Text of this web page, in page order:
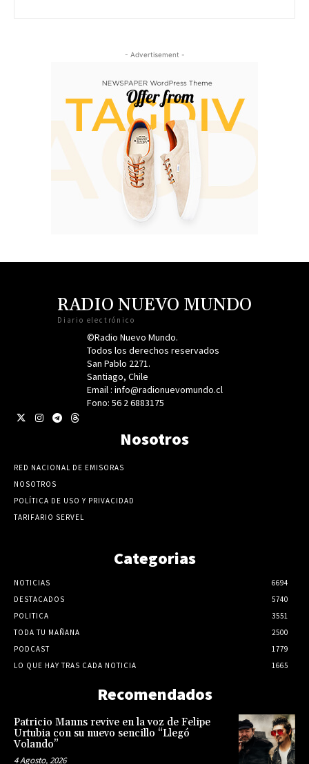
- Advertisement -
RADIO NUEVO MUNDO
Diario electrónico
©Radio Nuevo Mundo.
Todos los derechos reservados
San Pablo 2271.
Santiago, Chile
Email : info@radionuevomundo.cl
Fono: 56 2 6883175
Nosotros
RED NACIONAL DE EMISORAS
NOSOTROS
POLÍTICA DE USO Y PRIVACIDAD
TARIFARIO SERVEL
Categorias
NOTICIAS
6694
DESTACADOS
5740
POLITICA
3551
TODA TU MAÑANA
2500
PODCAST
1779
LO QUE HAY TRAS CADA NOTICIA
1665
Recomendados
Patricio Manns revive en la voz de Felipe
Urtubia con su nuevo sencillo “Llegó
Volando”
4 Agosto, 2026